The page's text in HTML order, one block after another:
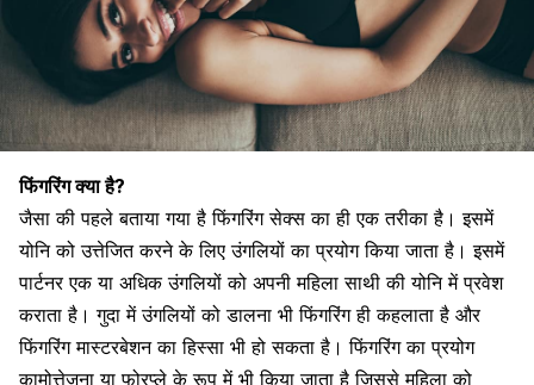
फिंगरिंग क्या है?
जैसा की पहले बताया गया है फिंगरिंग सेक्स का ही एक तरीका है। इसमें
योनि को उत्तेजित करने के लिए उंगलियों का प्रयोग किया जाता है। इसमें
पार्टनर एक या अधिक उंगलियों को अपनी महिला साथी की योनि में प्रवेश
कराता है। गुदा में उंगलियों को डालना भी फिंगरिंग ही कहलाता है और
फिंगरिंग मास्टरबेशन का हिस्सा भी हो सकता है। फिंगरिंग का प्रयोग
कामोत्तेजना या फोरप्ले के रूप में भी किया जाता है जिससे महिला को